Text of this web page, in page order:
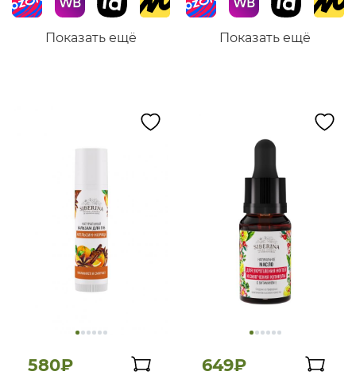
Показать ещё Показать ещё
580₽ 649₽